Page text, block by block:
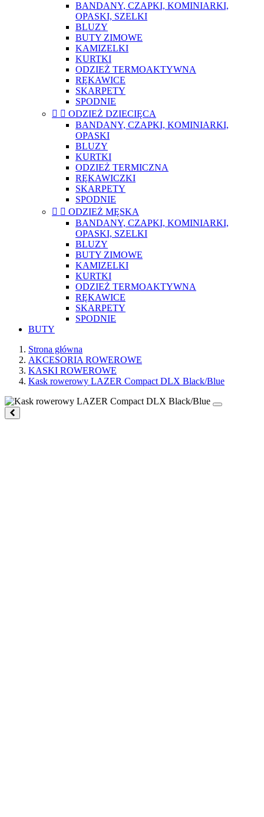
BANDANY, CZAPKI, KOMINIARKI,
OPASKI, SZELKI
BLUZY
BUTY ZIMOWE
KAMIZELKI
KURTKI
ODZIEŻ TERMOAKTYWNA
RĘKAWICE
SKARPETY
SPODNIE
  ODZIEŻ DZIECIĘCA
BANDANY, CZAPKI, KOMINIARKI,
OPASKI
BLUZY
KURTKI
ODZIEŻ TERMICZNA
RĘKAWICZKI
SKARPETY
SPODNIE
  ODZIEŻ MĘSKA
BANDANY, CZAPKI, KOMINIARKI,
OPASKI, SZELKI
BLUZY
BUTY ZIMOWE
KAMIZELKI
KURTKI
ODZIEŻ TERMOAKTYWNA
RĘKAWICE
SKARPETY
SPODNIE
BUTY
Strona główna
AKCESORIA ROWEROWE
KASKI ROWEROWE
Kask rowerowy LAZER Compact DLX Black/Blue